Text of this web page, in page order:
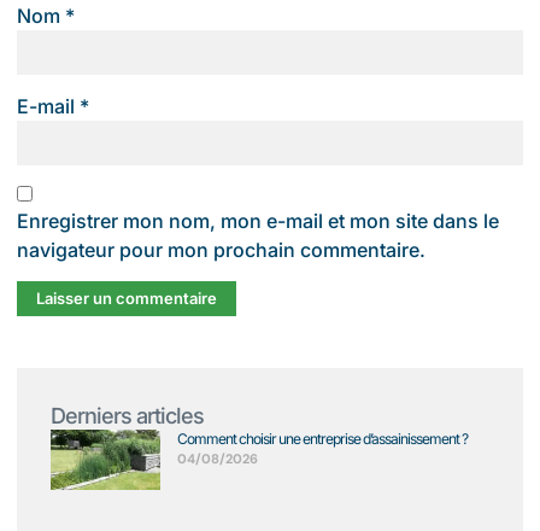
Nom *
E-mail *
Enregistrer mon nom, mon e-mail et mon site dans le
navigateur pour mon prochain commentaire.
Derniers articles
Comment choisir une entreprise d’assainissement ?
04/08/2026